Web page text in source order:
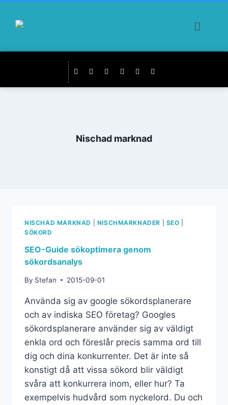
Nischad marknad
NISCHAD MARKNAD NISCHMARKNADER SEO
SÖKORD
SEO-Guide sökoptimera genom
sökordsanalys
By Stefan 2015-09-01
Använda sig av google sökordsplanerare
och av indiska SEO företag? Googles
sökordsplanerare använder sig av väldigt
enkla ord och föreslår precis samma ord till
dig och dina konkurrenter. Det är inte så
konstigt då att vissa sökord blir väldigt
svåra att konkurrera inom, eller hur? Ta
exempelvis hudvård som nyckelord. Du och